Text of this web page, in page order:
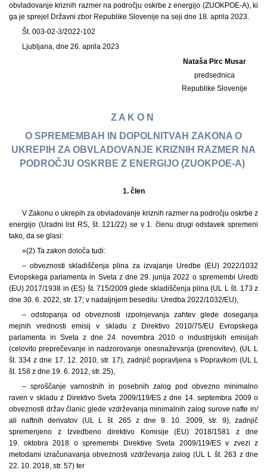
obvladovanje kriznih razmer na področju oskrbe z energijo (ZUOKPOE-A), ki
ga je sprejel Državni zbor Republike Slovenije na seji dne 18. aprila 2023.
Št. 003-02-3/2022-102
Ljubljana, dne 26. aprila 2023
Nataša Pirc Musar
predsednica
Republike Slovenije
Z A K O N
O SPREMEMBAH IN DOPOLNITVAH ZAKONA O
UKREPIH ZA OBVLADOVANJE KRIZNIH RAZMER NA
PODROČJU OSKRBE Z ENERGIJO (ZUOKPOE-A)
1. člen
V Zakonu o ukrepih za obvladovanje kriznih razmer na področju oskrbe z
energijo (Uradni list RS, št. 121/22) se v 1. členu drugi odstavek spremeni
tako, da se glasi:
»(2) Ta zakon določa tudi:
– obveznosti skladiščenja plina za izvajanje Uredbe (EU) 2022/1032
Evropskega parlamenta in Sveta z dne 29. junija 2022 o spremembi Uredb
(EU) 2017/1938 in (ES) št. 715/2009 glede skladiščenja plina (UL L št. 173 z
dne 30. 6. 2022, str. 17; v nadaljnjem besedilu: Uredba 2022/1032/EU),
– odstopanja od obveznosti izpolnjevanja zahtev glede doseganja
mejnih vrednosti emisij v skladu z Direktivo 2010/75/EU Evropskega
parlamenta in Sveta z dne 24. novembra 2010 o industrijskih emisijah
(celovito preprečevanje in nadzorovanje onesnaževanja (prenovitev), (UL L
št. 334 z dne 17. 12. 2010, str. 17), zadnjič popravljena s Popravkom (UL L
št. 158 z dne 19. 6. 2012, str. 25),
– sproščanje varnostnih in posebnih zalog pod obvezno minimalno
raven v skladu z Direktivo Sveta 2009/119/ES z dne 14. septembra 2009 o
obveznosti držav članic glede vzdrževanja minimalnih zalog surove nafte in/
ali naftnih derivatov (UL L št. 265 z dne 9. 10. 2009, str. 9), zadnjič
spremenjeno z Izvedbeno direktivo Komisije (EU) 2018/1581 z dne
19. oktobra 2018 o spremembi Direktive Sveta 2009/119/ES v zvezi z
metodami izračunavanja obveznosti vzdrževanja zalog (UL L št. 263 z dne
22. 10. 2018, str. 57) ter